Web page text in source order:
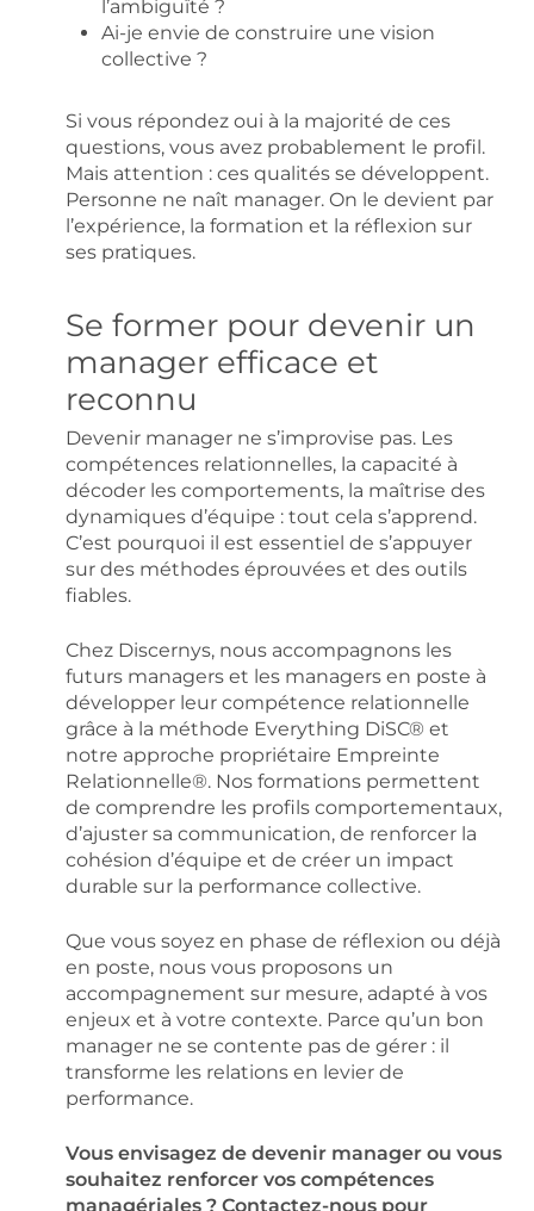
l’ambiguïté ?
Ai-je envie de construire une vision
collective ?
Si vous répondez oui à la majorité de ces
questions, vous avez probablement le profil.
Mais attention : ces qualités se développent.
Personne ne naît manager. On le devient par
l’expérience, la formation et la réflexion sur
ses pratiques.
Se former pour devenir un
manager efficace et
reconnu
Devenir manager ne s’improvise pas. Les
compétences relationnelles, la capacité à
décoder les comportements, la maîtrise des
dynamiques d’équipe : tout cela s’apprend.
C’est pourquoi il est essentiel de s’appuyer
sur des méthodes éprouvées et des outils
fiables.
Chez Discernys, nous accompagnons les
futurs managers et les managers en poste à
développer leur compétence relationnelle
grâce à la méthode Everything DiSC® et
notre approche propriétaire Empreinte
Relationnelle®. Nos formations permettent
de comprendre les profils comportementaux,
d’ajuster sa communication, de renforcer la
cohésion d’équipe et de créer un impact
durable sur la performance collective.
Que vous soyez en phase de réflexion ou déjà
en poste, nous vous proposons un
accompagnement sur mesure, adapté à vos
enjeux et à votre contexte. Parce qu’un bon
manager ne se contente pas de gérer : il
transforme les relations en levier de
performance.
Vous envisagez de devenir manager ou vous
souhaitez renforcer vos compétences
managériales ? Contactez-nous pour